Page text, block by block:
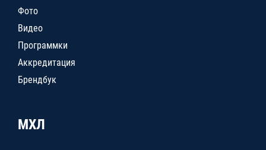
Фото
Видео
Программки
Аккредитация
Брендбук
МХЛ